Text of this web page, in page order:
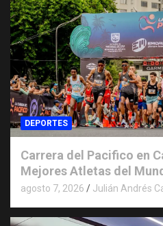
DEPORTES
Carrera del Pacifico en
Mejores Atletas del
agosto 7, 2026 Julián Andrés